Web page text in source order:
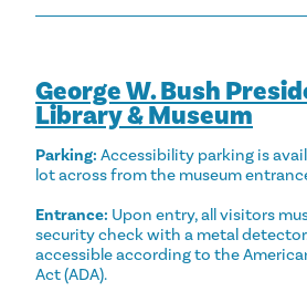
George W. Bush
Library & Museum
Parking: Accessibility parking is
lot across from the museum
Entrance: Upon entry, all visitors
security check with a metal
accessible according to the
Act (ADA).